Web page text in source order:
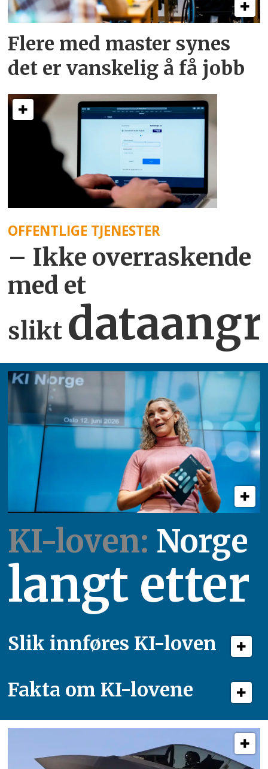
Flere med master synes
det er vanskelig å få jobb
OFFENTLIGE TJENESTER
– Ikke overraskende
med et
slikt
KI-loven: Norge
langt etter
Slik innføres KI-loven
Fakta om KI-lovene